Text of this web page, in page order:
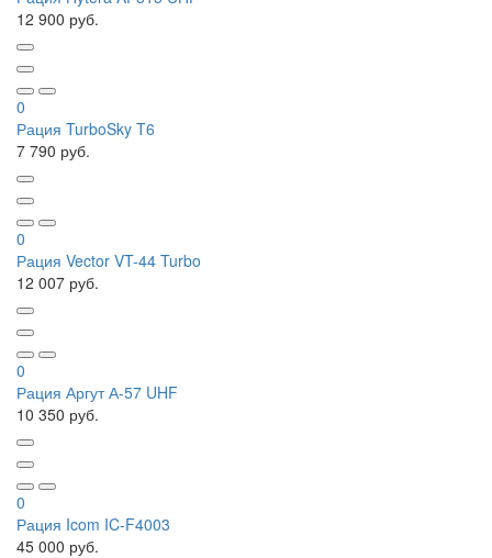
12 900 руб.
0
Рация TurboSky T6
7 790 руб.
0
Рация Vector VT-44 Turbo
12 007 руб.
0
Рация Аргут А-57 UHF
10 350 руб.
0
Рация Icom IC-F4003
45 000 руб.